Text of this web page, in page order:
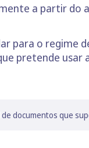
a partir do
para o regime
pretende usar
documentos que